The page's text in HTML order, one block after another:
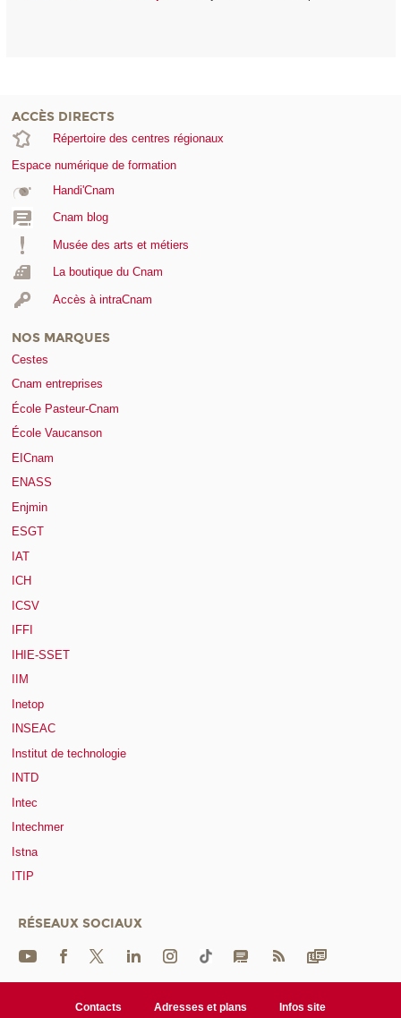
ACCÈS DIRECTS
Répertoire des centres régionaux
Espace numérique de formation
Handi'Cnam
Cnam blog
Musée des arts et métiers
La boutique du Cnam
Accès à intraCnam
NOS MARQUES
Cestes
Cnam entreprises
École Pasteur-Cnam
École Vaucanson
EICnam
ENASS
Enjmin
ESGT
IAT
ICH
ICSV
IFFI
IHIE-SSET
IIM
Inetop
INSEAC
Institut de technologie
INTD
Intec
Intechmer
Istna
ITIP
RÉSEAUX SOCIAUX
Contacts Adresses et plans Infos site